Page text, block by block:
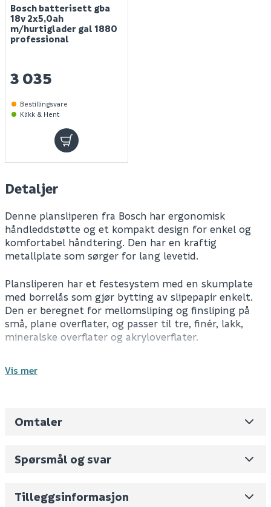
Bosch batterisett gba
18v 2x5,0ah
m/hurtiglader gal 1880
professional
3 035
Bestillingsvare
Klikk & Hent
Detaljer
Denne plansliperen fra Bosch har ergonomisk
håndleddstøtte og et kompakt design for enkel og
komfortabel håndtering. Den har en kraftig
metallplate som sørger for lang levetid.
Plansliperen har et festesystem med en skumplate
med borrelås som gjør bytting av slipepapir enkelt.
Den er beregnet for mellomsliping og finsliping på
små, plane overflater, og passer til tre, finér, lakk,
mineralske overflater og akryloverflater.
Kan brukes med Bosch Click & Clean-systemet.
Spesifikasjoner
grunnplate 113 x 101 mm
Batterispenning: 18 V
Vis mer
Omtaler
Spørsmål og svar
Tilleggsinformasjon
Nobb No 0
Antall pr. pall 115